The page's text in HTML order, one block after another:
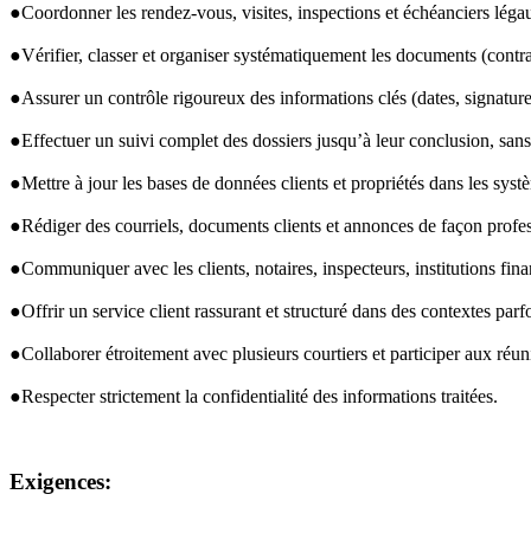
●Coordonner les rendez-vous, visites, inspections et échéanciers
●Vérifier, classer et organiser systématiquement les documents
●Assurer un contrôle rigoureux des informations clés (dates,
●Effectuer un suivi complet des dossiers jusqu’à leur conclusion,
●Mettre à jour les bases de données clients et propriétés dans les
●Rédiger des courriels, documents clients et annonces de façon
●Communiquer avec les clients, notaires, inspecteurs, institutions
●Offrir un service client rassurant et structuré dans des contextes
●Collaborer étroitement avec plusieurs courtiers et participer aux
●Respecter strictement la confidentialité des informations traitées.
Exigences: